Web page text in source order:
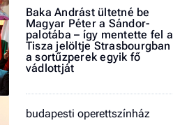
Baka Andrást ültetné be
Magyar Péter a Sándor-
palotába – így mentette fel a
Tisza jelöltje Strasbourgban
a sortűzperek egyik fő
vádlottját
budapesti operettszínház